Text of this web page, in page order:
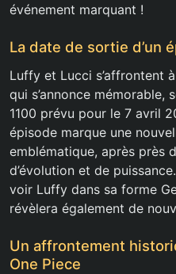
événement marquant !
La date de sortie d’un
Luffy et Lucci s’affrontent
qui s’annonce mémorable,
1100 prévu pour le 7 avril
épisode marque une
emblématique, après près
d’évolution et de
voir Luffy dans sa forme
révèlera également de
Un affrontement
One Piece